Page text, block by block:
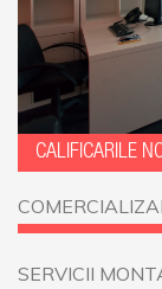
CALIFICARILE
SERVICII